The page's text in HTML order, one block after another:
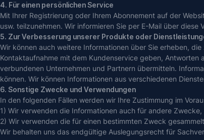
4. Für einen persönlichen Service
Mit Ihrer Registrierung oder Ihrem Abonnement auf der
usw. teilzunehmen. Wir informieren Sie per E-Mail über diese
5. Zur Verbesserung unserer Produkte oder
Wir können auch weitere Informationen über Sie erheben,
Kontaktaufnahme mit dem Kundenservice geben, Antworten
verbundenen Unternehmen und Partnern übermitteln.
können. Wir können Informationen aus verschiedenen
6. Sonstige Zwecke und Verwendungen
In den folgenden Fällen werden wir Ihre Zustimmung im
1) Wir verwenden die Informationen auch für andere
2) Wir verwenden die für einen bestimmten Zweck
Wir behalten uns das endgültige Auslegungsrecht für